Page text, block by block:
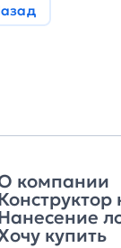
компании
купить